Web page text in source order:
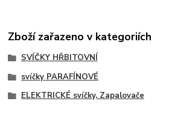
Zboží zařazeno v kategoriích
SVÍČKY HŘBITOVNÍ
svíčky PARAFÍNOVÉ
ELEKTRICKÉ svíčky, Zapalovače